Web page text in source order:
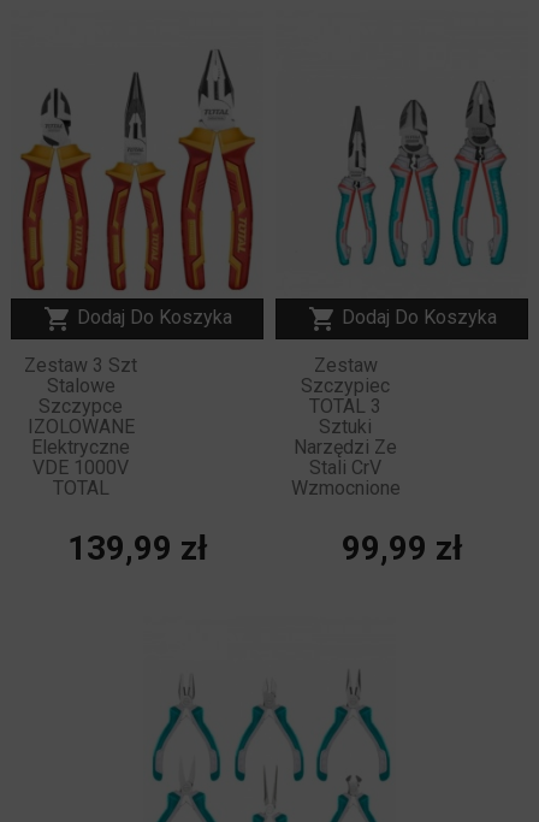
 Dodaj Do Koszyka
Zestaw 3 Szt
Stalowe
Szczypce
IZOLOWANE
Elektryczne
VDE 1000V
TOTAL
Cena
139,99 zł
 Dodaj Do Koszyka
Zestaw
Szczypiec
TOTAL 3
Sztuki
Narzędzi Ze
Stali CrV
Wzmocnione
Cena
99,99 zł